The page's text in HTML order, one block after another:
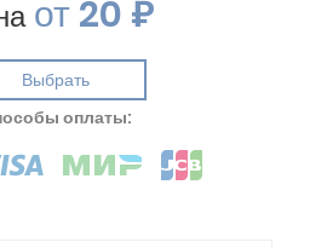
от20 ₽
Выбрать
оплаты: